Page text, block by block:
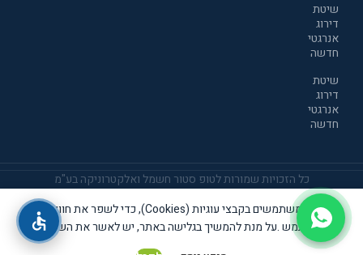
שיטת
דירוג
אנרגטי
חדשה
שיטת
דירוג
אנרגטי
חדשה
כל הזכויות שמורות לטופ סטור חשמל ואלקטרוניקה בע"מ
אנו משתמשים בקבצי עוגיות (Cookies), כדי לשפר את חוויית
המשתמש .על מנת להמשיך בגלישה באתר, יש לאשר את השימוש
אתר זה שומר שבת קודש
THIS SITE OBSERVES THE SHABBAT